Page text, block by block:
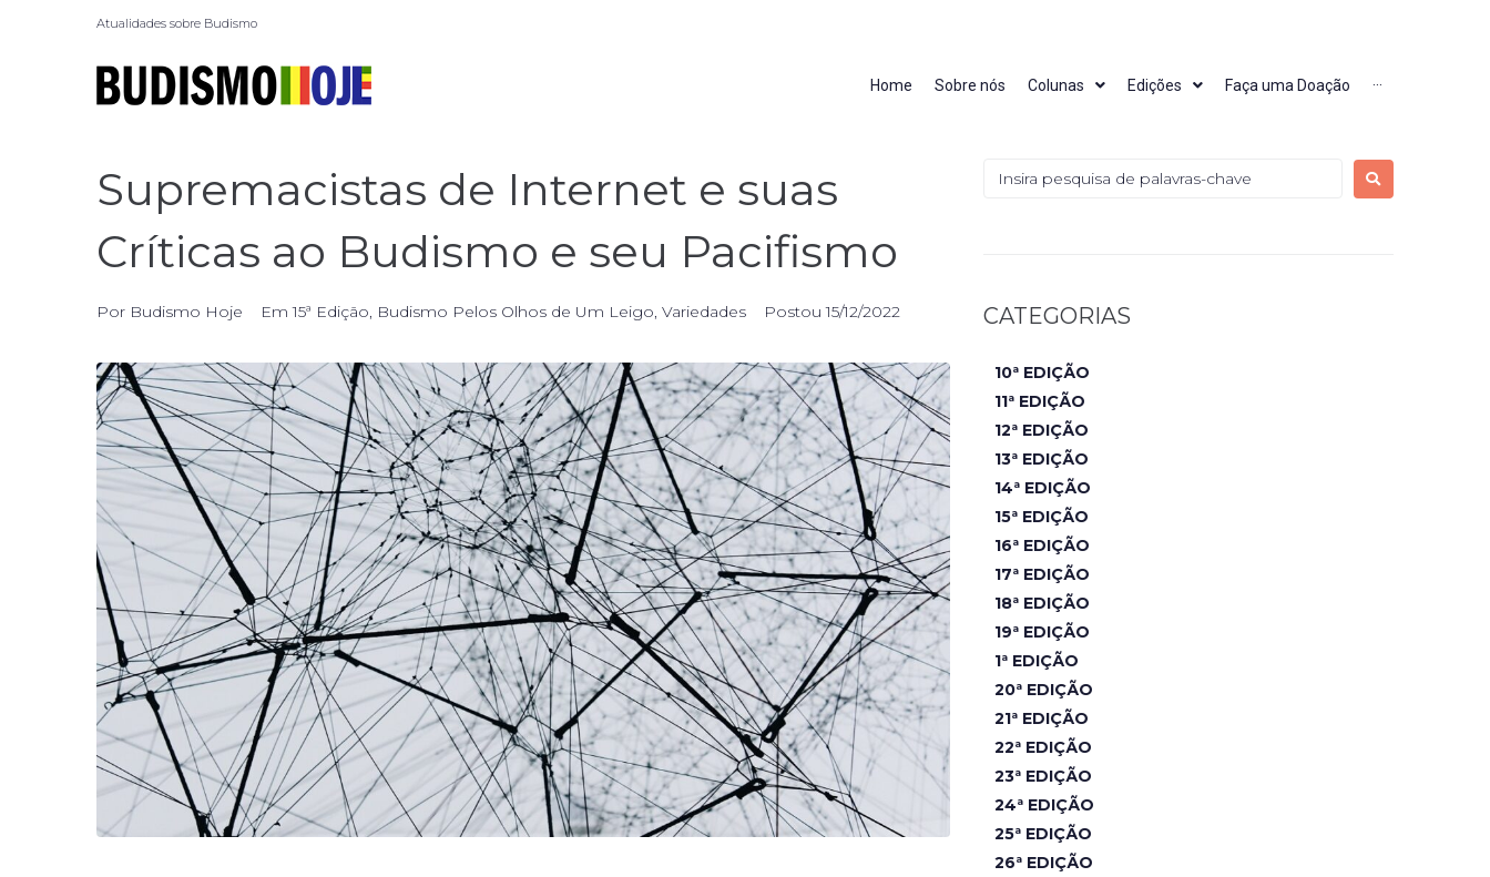
Atualidades sobre Budismo
Home Sobre nós Colunas Edições Faça uma Doação ···
Supremacistas de Internet e suas
Críticas ao Budismo e seu Pacifismo
Por Budismo Hoje Em15ª Edição, Budismo Pelos Olhos de Um Leigo, Variedades Postou15/12/2022 CATEGORIAS
10ª EDIÇÃO
11ª EDIÇÃO
12ª EDIÇÃO
13ª EDIÇÃO
14ª EDIÇÃO
15ª EDIÇÃO
16ª EDIÇÃO
17ª EDIÇÃO
18ª EDIÇÃO
19ª EDIÇÃO
1ª EDIÇÃO
20ª EDIÇÃO
21ª EDIÇÃO
22ª EDIÇÃO
23ª EDIÇÃO
24ª EDIÇÃO
25ª EDIÇÃO
26ª EDIÇÃO